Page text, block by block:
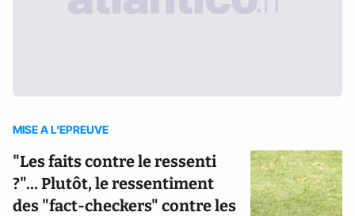
MISE A L'EPREUVE
"Les faits contre le ressenti
?"… Plutôt, le ressentiment
des "fact-checkers" contre les